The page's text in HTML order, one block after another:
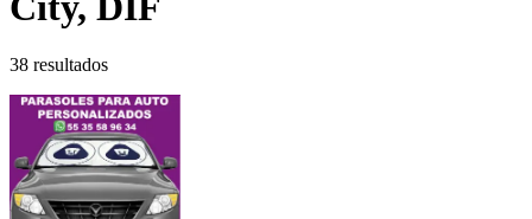
38 resultados